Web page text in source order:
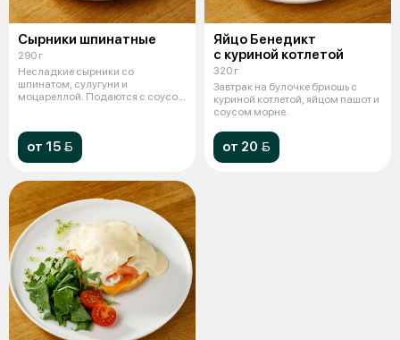
Сырники шпинатные
290 г
Несладкие сырники со
шпинатом, сулугуни и
моцареллой. Подаются с соусом
от 15 
Яйцо Бенедикт
с куриной котлетой
320 г
Завтрак на булочке бриошь с
куриной котлетой, яйцом пашот и
соусом морне.
от 20 